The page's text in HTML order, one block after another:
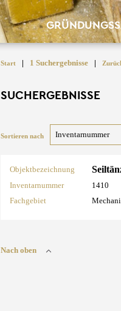
Start | 1 Suchergebnisse |
SUCHERGEBNISSE
Sortieren nach
Objektbezeichnung
Inventarnummer
1410
Fachgebiet
Nach oben